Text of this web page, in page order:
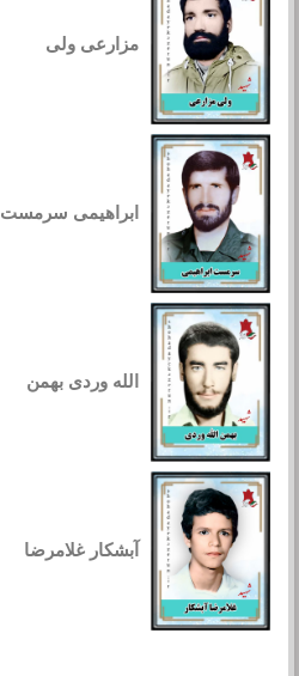
مزارعی ولی
ابراهیمی سرمست
الله وردی بهمن
آبشکار غلامرضا